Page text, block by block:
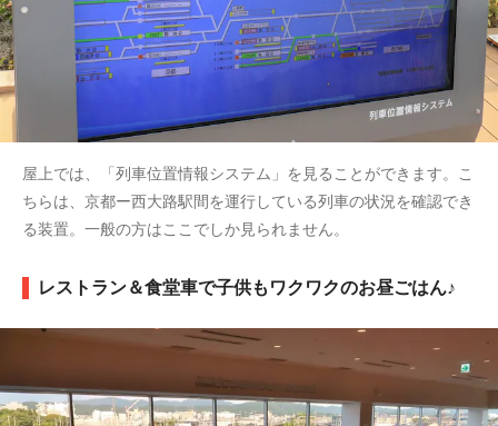
屋上では、「列車位置情報システム」を見ることができます。こ
ちらは、京都ー西大路駅間を運行している列車の状況を確認でき
る装置。一般の方はここでしか見られません。
レストラン＆食堂車で子供もワクワクのお昼ごはん♪